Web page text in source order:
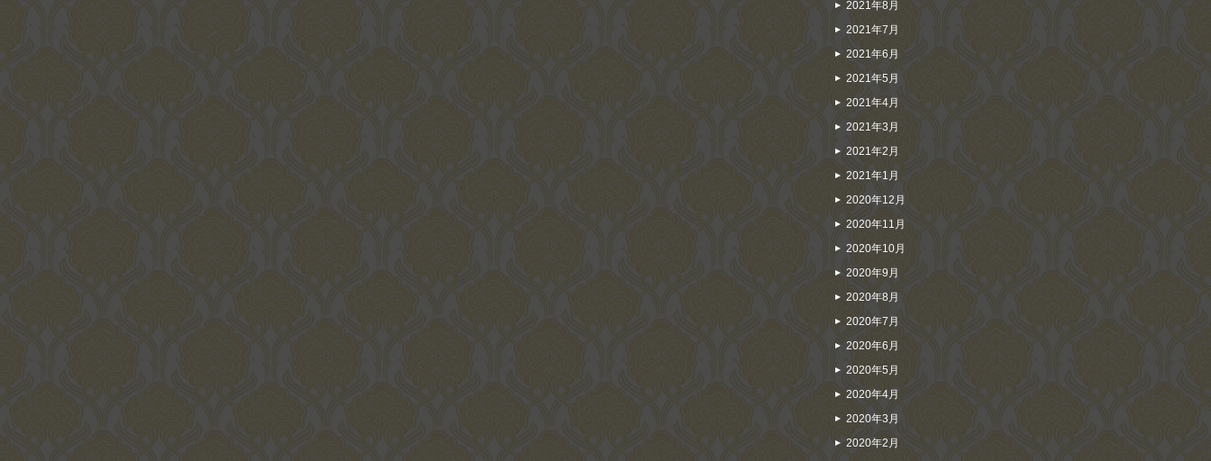
2021年8月
2021年7月
2021年6月
2021年5月
2021年4月
2021年3月
2021年2月
2021年1月
2020年12月
2020年11月
2020年10月
2020年9月
2020年8月
2020年7月
2020年6月
2020年5月
2020年4月
2020年3月
2020年2月